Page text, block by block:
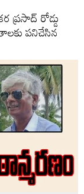
ప్రసాద్‌ రోడ్డు
పనిచేసిన